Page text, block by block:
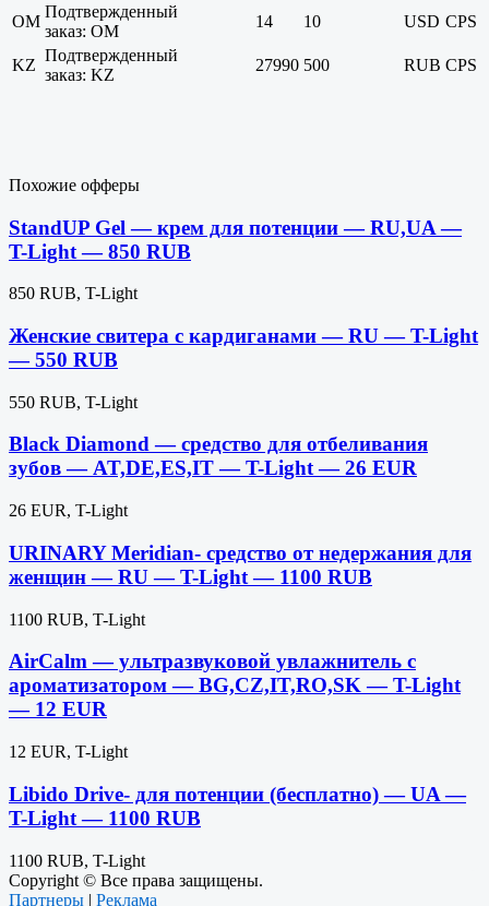
OM
Подтвержденный
заказ: OM
14 10 USD CPS
KZ
Подтвержденный
заказ: KZ
27990 500 RUB CPS
Похожие офферы
StandUP Gel — крем для потенции — RU,UA —
T-Light — 850 RUB
850 RUB, T-Light
Женские свитера с кардиганами — RU — T-Light
— 550 RUB
550 RUB, T-Light
Black Diamond — средство для отбеливания
зубов — AT,DE,ES,IT — T-Light — 26 EUR
26 EUR, T-Light
URINARY Meridian- средство от недержания для
женщин — RU — T-Light — 1100 RUB
1100 RUB, T-Light
AirCalm — ультразвуковой увлажнитель с
ароматизатором — BG,CZ,IT,RO,SK — T-Light
— 12 EUR
12 EUR, T-Light
Libido Drive- для потенции (бесплатно) — UA —
T-Light — 1100 RUB
1100 RUB, T-Light
Copyright © Все права защищены.
Партнеры | Реклама